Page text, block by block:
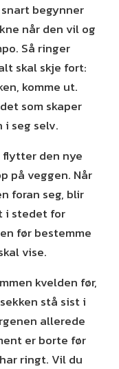
begynner
når den vil og
Så ringer
skal skje fort:
komme ut.
som skaper
i seg selv.
den nye
på veggen. Når
foran seg, blir
i stedet for
før bestemme
vise.
kvelden før,
stå sist i
allerede
er borte før
ringt. Vil du